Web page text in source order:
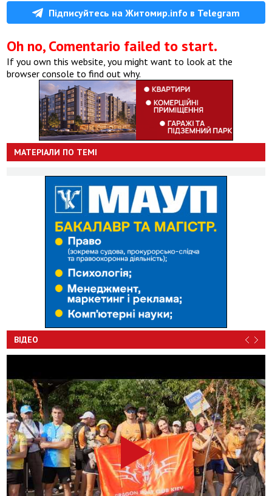
Підписуйтесь на Житомир.info в Telegram
Oh no, Comentario failed to start.
If you own this website, you might want to look at the
browser console to find out why.
МАТЕРІАЛИ ПО ТЕМІ
ВІДЕО